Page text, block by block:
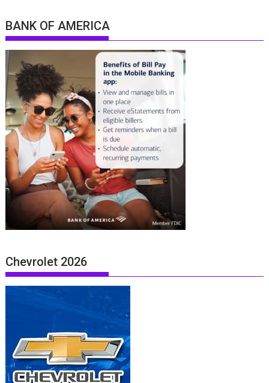
BANK OF AMERICA
Chevrolet 2026